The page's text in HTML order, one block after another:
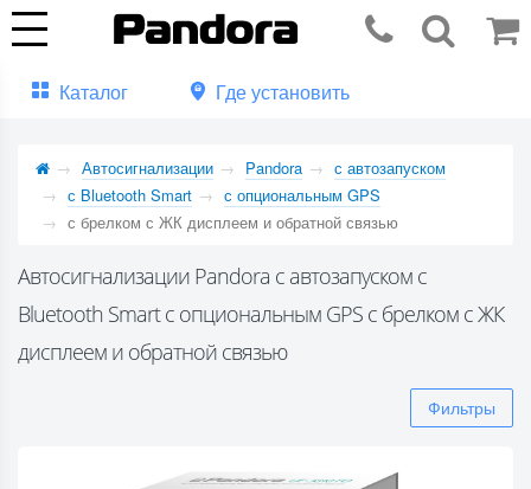
Каталог Где установить
Автосигнализации Pandora
с автозапуском
с Bluetooth Smart
с опциональным GPS
с брелком с ЖК дисплеем и обратной связью
Автосигнализации Pandora с автозапуском с
Bluetooth Smart с опциональным GPS с брелком с ЖК
дисплеем и обратной связью
Фильтры